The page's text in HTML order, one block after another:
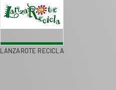
LANZAROTE RECICLA